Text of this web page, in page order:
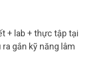
+ lab + thực tập tại
gắn kỹ năng lâm